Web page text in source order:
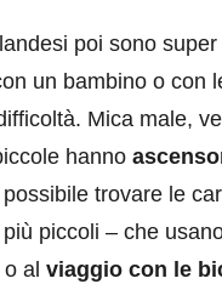
poi sono
un bambino o con
Mica male,
hanno
trovare le
piccoli – che
al viaggio con le